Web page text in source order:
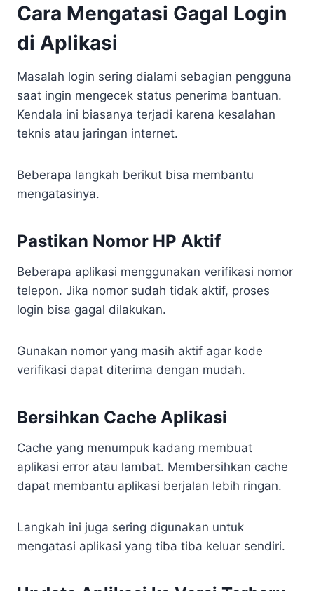
Cara Mengatasi Gagal Login
di Aplikasi
Masalah login sering dialami sebagian pengguna
saat ingin mengecek status penerima bantuan.
Kendala ini biasanya terjadi karena kesalahan
teknis atau jaringan internet.
Beberapa langkah berikut bisa membantu
mengatasinya.
Pastikan Nomor HP Aktif
Beberapa aplikasi menggunakan verifikasi nomor
telepon. Jika nomor sudah tidak aktif, proses
login bisa gagal dilakukan.
Gunakan nomor yang masih aktif agar kode
verifikasi dapat diterima dengan mudah.
Bersihkan Cache Aplikasi
Cache yang menumpuk kadang membuat
aplikasi error atau lambat. Membersihkan cache
dapat membantu aplikasi berjalan lebih ringan.
Langkah ini juga sering digunakan untuk
mengatasi aplikasi yang tiba tiba keluar sendiri.